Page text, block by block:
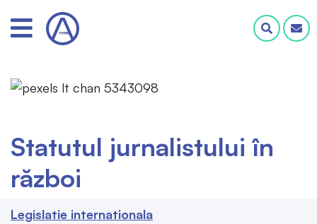
Statutul jurnalistului în
război
Legislatie internationala